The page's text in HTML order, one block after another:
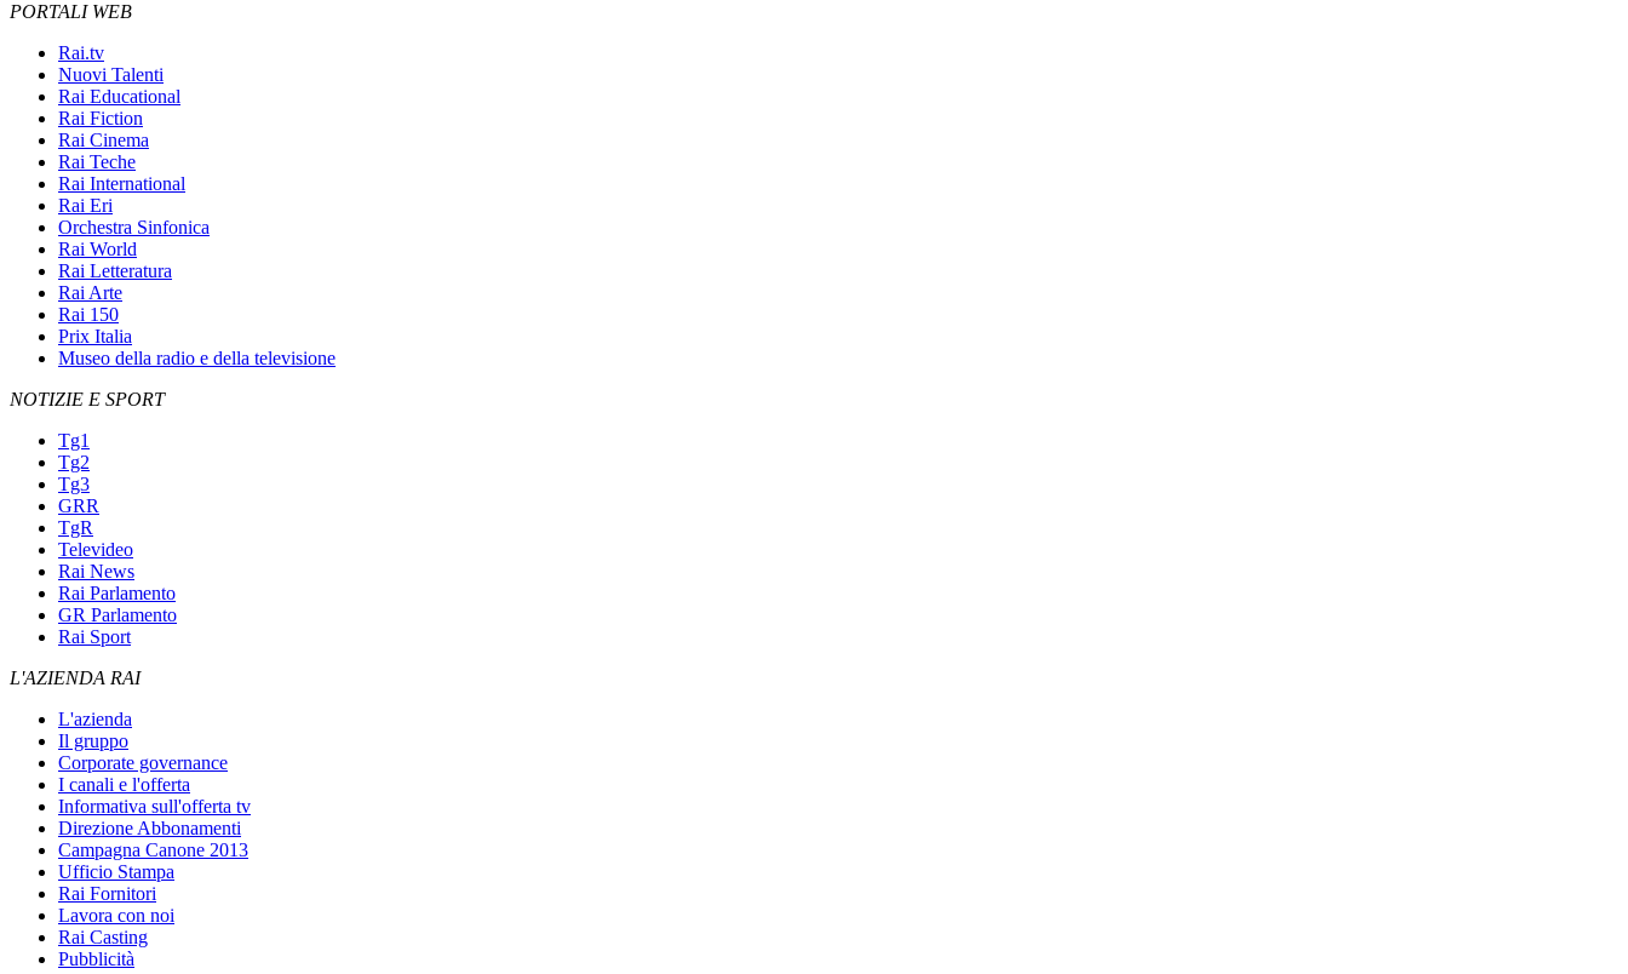
PORTALI WEB
Rai.tv
Nuovi Talenti
Rai Educational
Rai Fiction
Rai Cinema
Rai Teche
Rai International
Rai Eri
Orchestra Sinfonica
Rai World
Rai Letteratura
Rai Arte
Rai 150
Prix Italia
Museo della radio e della televisione
NOTIZIE E SPORT
Tg1
Tg2
Tg3
GRR
TgR
Televideo
Rai News
Rai Parlamento
GR Parlamento
Rai Sport
L'AZIENDA RAI
L'azienda
Il gruppo
Corporate governance
I canali e l'offerta
Informativa sull'offerta tv
Direzione Abbonamenti
Campagna Canone 2013
Ufficio Stampa
Rai Fornitori
Lavora con noi
Rai Casting
Pubblicità